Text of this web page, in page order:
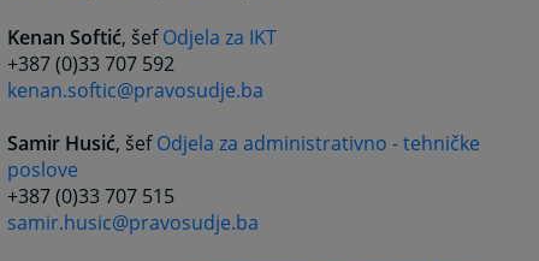
Kenan Softić, šefOdjela za IKT
+387 (0)33 707 592
kenan.softic@pravosudje.ba
Samir Husić, šefOdjela za administrativno - tehničke
poslove
+387 (0)33 707 515
samir.husic@pravosudje.ba